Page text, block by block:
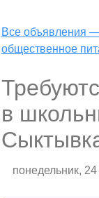
Все объявления
общественное
в
понедельник,